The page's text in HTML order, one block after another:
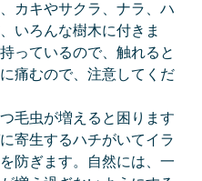
カキやサクラ、ナラ、ハ
いろんな樹木に付きま
っているので、触れると
痛むので、注意してくだ
毛虫が増えると困ります
寄生するハチがいてイラ
防ぎます。自然には、一